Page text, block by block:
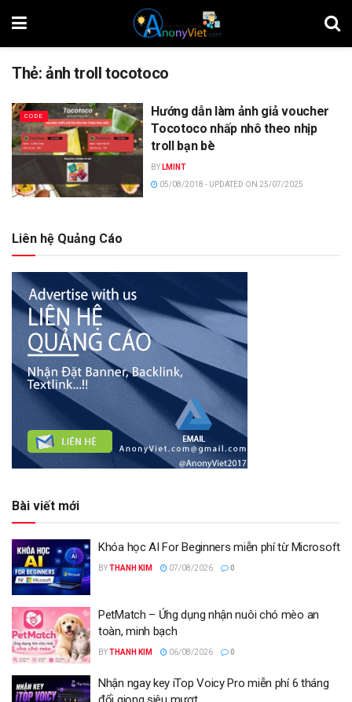
Thẻ:ảnh troll tocotoco
CODE
Hướng dẫn làm ảnh giả voucher
Tocotoco nhấp nhô theo nhịp
troll bạn bè
BY LMINT
05/08/2018 - UPDATED ON 25/07/2025
Liên hệ Quảng Cáo
Bài viết mới
Khóa học AI For Beginners miễn phí từ Microsoft
BYTHANH KIM 07/08/2026 0
PetMatch – Ứng dụng nhận nuôi chó mèo an
toàn, minh bạch
BYTHANH KIM 06/08/2026 0
Nhận ngay key iTop Voicy Pro miễn phí 6 tháng